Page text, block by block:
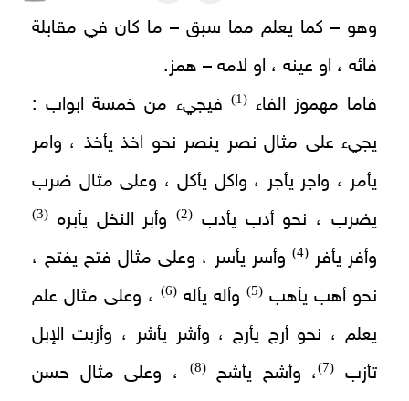
وهو – كما يعلم مما سبق – ما كان في مقابلة
فائه ، او عينه ، او لامه – همز.
فاما مهموز الفاء(1)
فيجيء من خمسة ابواب :
يجيء على مثال نصر ينصر نحو اخذ يأخذ ، وامر
يأمر ، واجر يأجر ، واكل يأكل ، وعلى مثال ضرب
يضرب ، نحو أدب يأدب
(2) وأبر النخل يأبره (3)
وأفر يأفر (4)
وأسر يأسر ، وعلى مثال فتح يفتح ،
نحو أهب يأهب (5) وأله يأله (6)
، وعلى مثال علم
يعلم ، نحو أرج يأرج ، وأشر يأشر ، وأزبت الإبل
تأزب
(7) ، وأشح يأشح(8)
، وعلى مثال حسن